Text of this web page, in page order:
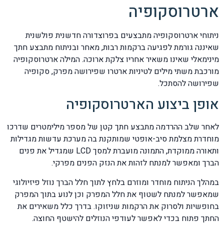
ארטרוסקופיה
ניתוחי ארטרוסקופיה מתבצעים בפרוצדורה חדשנית פולשנית
שאיננה גורמת לפגיעה ברקמות רבות, מאחר ובניתוח מתבצע חתך
מינימאלי שאינו משאיר אחריו צלקת ארוכה. המילה ארטרוסקופיה
מורכבת משתי מילים לטיניות ארטרו שפירושה מפרק, סקופיה
שפירושה להסתכל.
אופן ביצוע הארטרוסקופיה
לאחר שלב ההרדמה מתבצע חתך קטן של מספר מילימטרים שדרכו
מוחדרת מצלמת סיב-אופטי שמותקנת בה מערכת עדשות מגדילות
ותאורה ממוקדת, התמונה מועברת למסך LCD שמגדיל את פנים
הברך ומאפשר למנתח לזהות את הנזק הפנים מפרקי.
במהלך הניתוח מוחדר ומוזרם בלחץ לתוך חלל הברך נוזל פיזיולוגי
שמאפשר למנתח לשטוף את חלל המפרק וכן לנוע בתוך המפרק
בחופשיות ולסרוק את הרקמות שניזוקו. בדרך כלל משאירים את
החתך פתוח בכדי לאפשר לעודפי הנוזלים להישטף החוצה.